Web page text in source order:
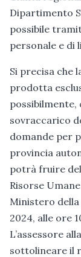
Dipartimento
possibile
personale e di
Si precisa che
prodotta
sovraccarico
domande per
provincia
potrà fruire del
Risorse
Ministero
2024, alle ore
L’assessore
sottolineare il